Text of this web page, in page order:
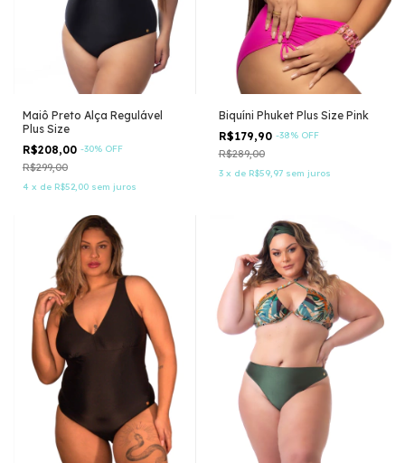
Maiô Preto Alça Regulável
Plus Size
R$208,00 -30% OFF
R$299,00
4 x de R$52,00 sem juros
Biquíni Phuket Plus Size Pink
R$179,90 -38% OFF
R$289,00
3 x de R$59,97 sem juros